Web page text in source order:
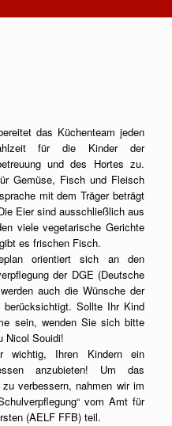
das Küchenteam jeden
für die Kinder der
und des Hortes zu.
Gemüse, Fisch und Fleisch
mit dem Träger beträgt
Eier sind ausschließlich aus
viele vegetarische Gerichte
es frischen Fisch.
orientiert sich an den
der DGE (Deutsche
auch die Wünsche der
berücksichtigt. Sollte Ihr Kind
sein, wenden Sie sich bitte
Nicol Souidi!
wichtig, Ihren Kindern ein
anzubieten! Um das
verbessern, nahmen wir im
vom Amt für
(AELF FFB) teil.